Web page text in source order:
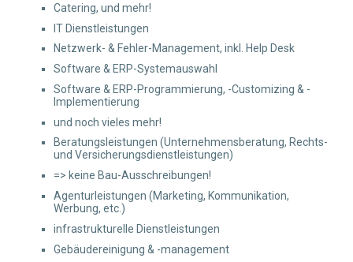
Catering, und mehr!
IT Dienstleistungen
Netzwerk- & Fehler-Management, inkl. Help Desk
Software & ERP-Systemauswahl
Software & ERP-Programmierung, -Customizing & -
Implementierung
und noch vieles mehr!
Beratungsleistungen (Unternehmensberatung, Rechts-
und Versicherungsdienstleistungen)
=> keine Bau-Ausschreibungen!
Agenturleistungen (Marketing, Kommunikation,
Werbung, etc.)
infrastrukturelle Dienstleistungen
Gebäudereinigung & -management